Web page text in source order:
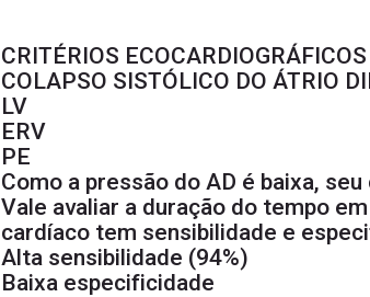
CRITÉRIOS ECOCARDIOGRÁFICOS
COLAPSO SISTÓLICO DO ÁTRIO
LV
ERV
PE
Como a pressão do AD é baixa,
Vale avaliar a duração do tempo
cardíaco tem sensibilidade e
Alta sensibilidade (94%)
Baixa especificidade